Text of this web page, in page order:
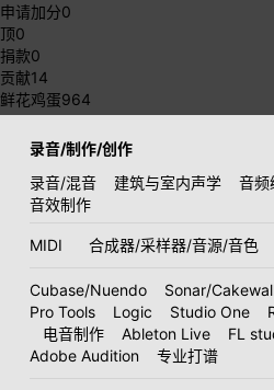
申请加分0
顶0
捐款0
贡献14
鲜花鸡蛋964
录音/制作/创作
录音/混音
建筑与室内声学 音频
音效制作
MIDI 合成器/采样器/音源/音色
Cubase/Nuendo Sonar/
Pro Tools
Logic Studio One
电音制作
Ableton Live FL
Adobe Audition
专业打谱